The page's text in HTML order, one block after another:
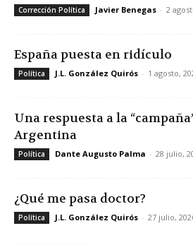
Corrección Política Javier Benegas - 2
España puesta en ridículo
Política J.L. González Quirós - 1 agosto,
Una respuesta a la
Argentina
Política Dante Augusto Palma - 28 julio,
¿Qué me pasa doctor?
Política J.L. González Quirós - 27 julio,